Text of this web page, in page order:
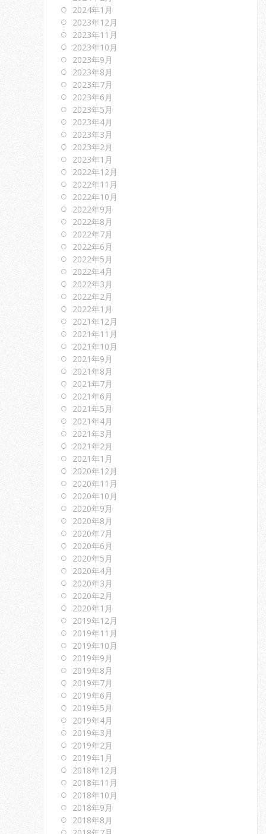
2024年1月
2023年12月
2023年11月
2023年10月
2023年9月
2023年8月
2023年7月
2023年6月
2023年5月
2023年4月
2023年3月
2023年2月
2023年1月
2022年12月
2022年11月
2022年10月
2022年9月
2022年8月
2022年7月
2022年6月
2022年5月
2022年4月
2022年3月
2022年2月
2022年1月
2021年12月
2021年11月
2021年10月
2021年9月
2021年8月
2021年7月
2021年6月
2021年5月
2021年4月
2021年3月
2021年2月
2021年1月
2020年12月
2020年11月
2020年10月
2020年9月
2020年8月
2020年7月
2020年6月
2020年5月
2020年4月
2020年3月
2020年2月
2020年1月
2019年12月
2019年11月
2019年10月
2019年9月
2019年8月
2019年7月
2019年6月
2019年5月
2019年4月
2019年3月
2019年2月
2019年1月
2018年12月
2018年11月
2018年10月
2018年9月
2018年8月